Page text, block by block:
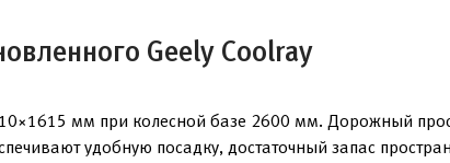
Geely Coolray
мм при колесной базе 2600 мм. Дорожный
удобную посадку, достаточный запас